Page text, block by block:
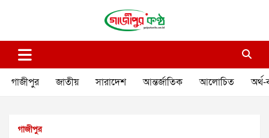
গাজীপুর কণ্ঠ
গাজীপুর জাতীয় সারাদেশ আন্তর্জাতিক আলোচিত অর্থ-
গাজীপুর